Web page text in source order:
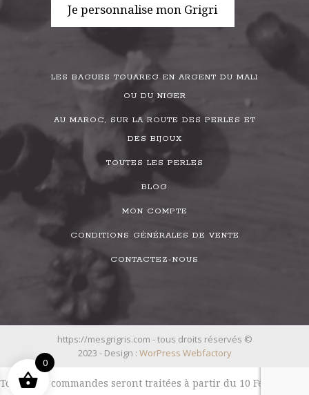
Je personnalise mon Grigri
LES BAGUES TOUAREG EN ARGENT DU MALI
OU DU NIGER
AU MAROC, SUR LA ROUTE DES PERLES ET
DES BIJOUX
TOUTES LES PERLES
BLOG
MON COMPTE
CONDITIONS GÉNÉRALES DE VENTE
CONTACTEZ-NOUS
https://mesgrigris.com - tous droits réservés ©
2023 - Design : WorPress Webfactory
Toutes les commandes seront traitées à partir du 10 Février
0